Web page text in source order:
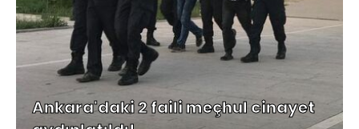
Ankara'daki 2 faili meçhul cinayet